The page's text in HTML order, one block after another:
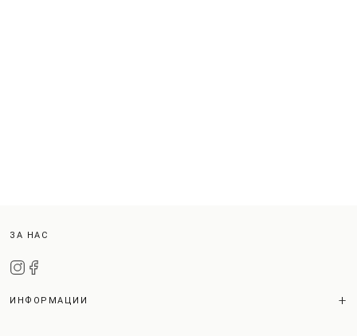
ЗА НАС
ИНФОРМАЦИИ